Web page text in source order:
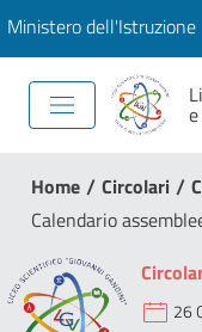
Ministero dell'Istruzione
Home / Circolari /
Calendario
26